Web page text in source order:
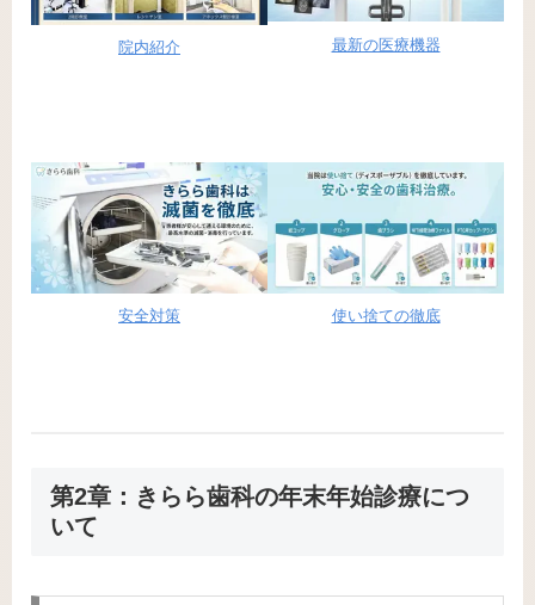
院内紹介 最新の医療機器
安全対策 使い捨ての徹底
第2章：きらら歯科の年末年始診療につ
いて